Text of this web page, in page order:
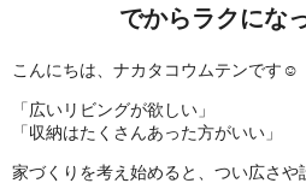
でからラクにな
こんにちは、ナカタコウムテンです☺️
「広いリビングが欲しい」
「収納はたくさんあった方がいい」
家づくりを考え始めると、つい広さや